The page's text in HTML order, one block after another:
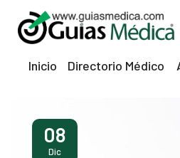
Inicio Directorio Médico
08
Dic